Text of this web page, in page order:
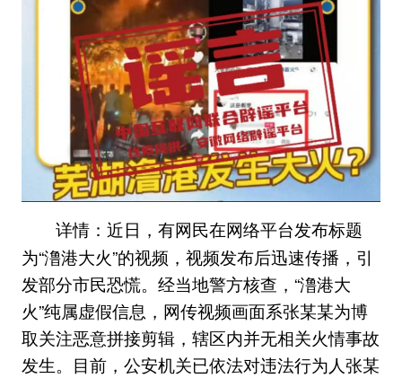
详情： 近日，有网民在网络平台发布标题
为“澛港大火”的视频，视频发布后迅速传播，引
发部分市民恐慌。经当地警方核查，“澛港大
火”纯属虚假信息，网传视频画面系张某某为博
取关注恶意拼接剪辑，辖区内并无相关火情事故
发生。目前，公安机关已依法对违法行为人张某